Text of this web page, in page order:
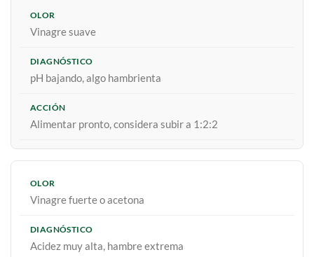
Vinagre suave
pH bajando, algo hambrienta
Alimentar pronto, considera subir a 1:2:2
Vinagre fuerte o acetona
Acidez muy alta, hambre extrema